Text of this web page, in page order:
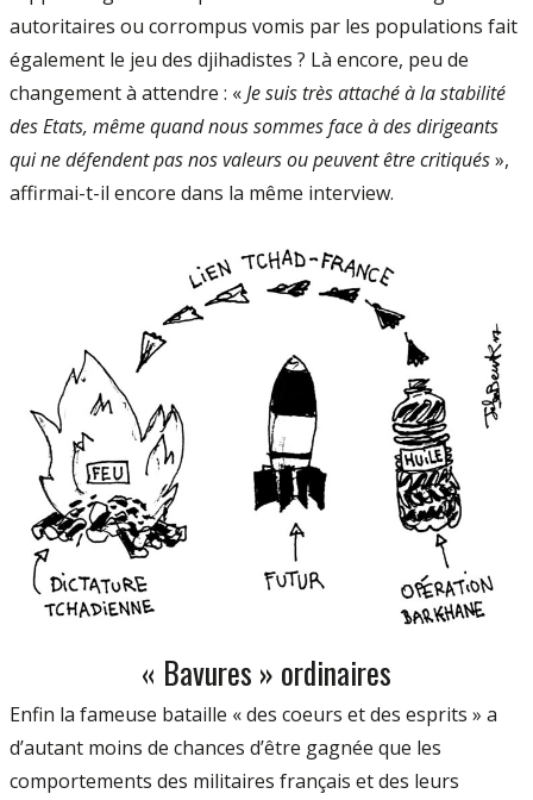
autoritaires ou corrompus vomis par les populations fait
également le jeu des djihadistes ? Là encore, peu de
changement à attendre : «Je suis très attaché à la stabilité
des Etats, même quand nous sommes face à des dirigeants
qui ne défendent pas nos valeurs ou peuvent être critiqués»,
affirmai-t­-il encore dans la même interview.
« Bavures » ordinaires
Enfin la fameuse bataille « des coeurs et des esprits » a
d’autant moins de chances d’être gagnée que les
comportements des militaires français et des leurs